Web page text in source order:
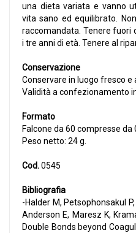
una dieta variata e vanno
vita sano ed equilibrato.
raccomandata. Tenere fuori
i tre anni di età. Tenere al
Conservazione
Conservare in luogo fresco e
Validità a confezionamento
Formato
Falcone da 60 compresse da
Peso netto: 24 g.
Cod.0545
Bibliografia
-Halder M, Petsophonsakul
Anderson E, Maresz K,
Double Bonds beyond